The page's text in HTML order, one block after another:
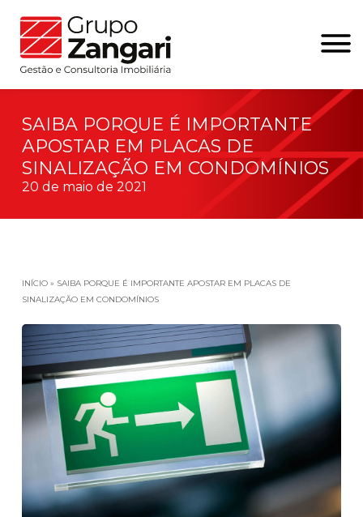
SAIBA PORQUE É IMPORTANTE
APOSTAR EM PLACAS DE
SINALIZAÇÃO EM CONDOMÍNIOS
20 de maio de 2021
INÍCIO» SAIBA PORQUE É IMPORTANTE APOSTAR EM PLACAS DE
SINALIZAÇÃO EM CONDOMÍNIOS